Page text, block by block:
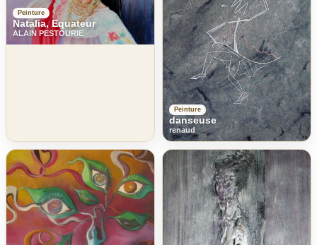
Peinture
Natalia, Equateur
ALAIN PESTOURIE
Peinture
danseuse
renaud